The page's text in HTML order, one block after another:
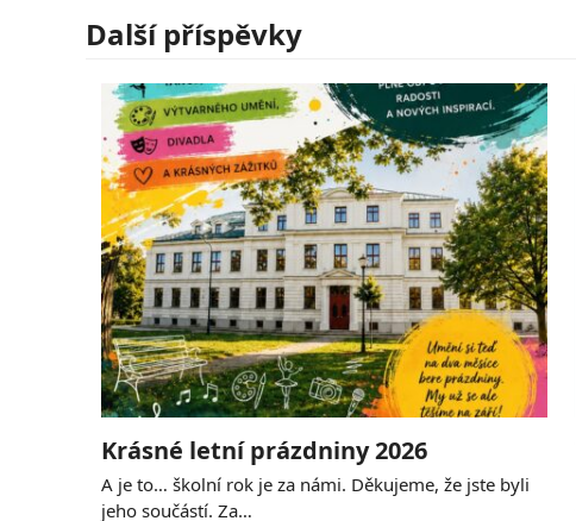
Další příspěvky
Krásné letní prázdniny 2026
A je to… školní rok je za námi. Děkujeme, že jste byli
jeho součástí. Za…